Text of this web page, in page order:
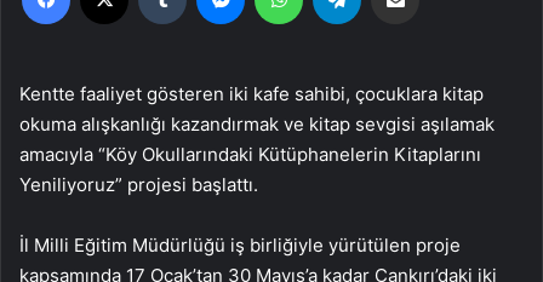
Kentte faaliyet gösteren iki kafe sahibi, çocuklara kitap
okuma alışkanlığı kazandırmak ve kitap sevgisi aşılamak
amacıyla “Köy Okullarındaki Kütüphanelerin Kitaplarını
Yeniliyoruz” projesi başlattı.
İl Milli Eğitim Müdürlüğü iş birliğiyle yürütülen proje
kapsamında 17 Ocak’tan 30 Mayıs’a kadar Çankırı’daki iki